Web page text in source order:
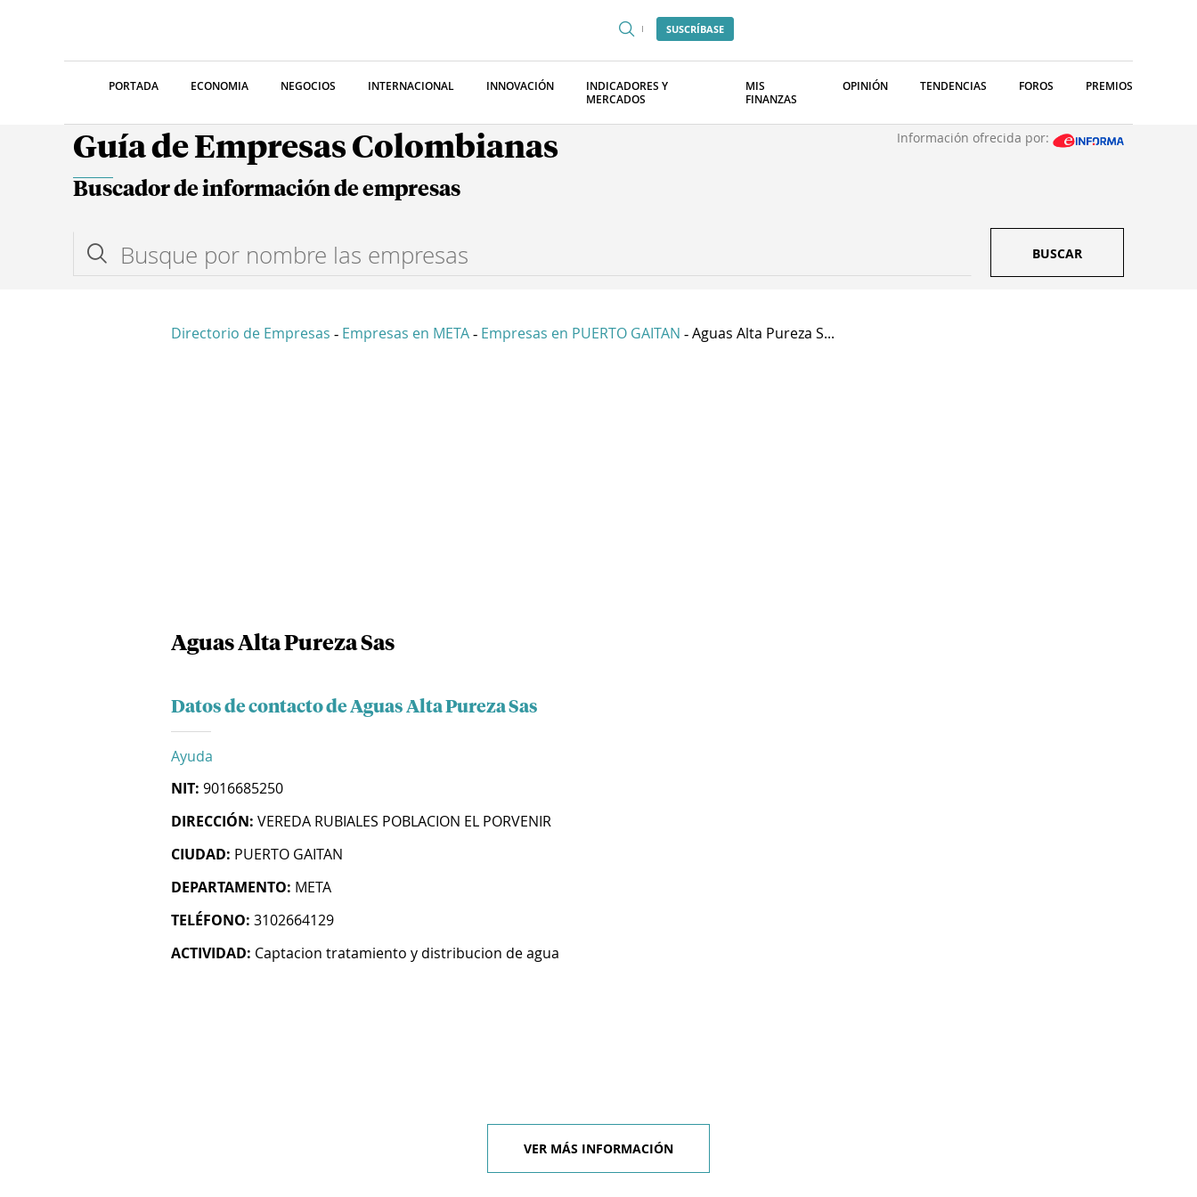
SUSCRÍBASE
PORTADA ECONOMIA NEGOCIOS INTERNACIONAL INNOVACIÓN
INDICADORES Y
MERCADOS
MIS
FINANZAS
OPINIÓN TENDENCIAS FOROS PREMIOS
Guía de Empresas Colombianas Información ofrecida por:
Buscador de información de empresas
BUSCAR
Directorio de Empresas - Empresas en META - Empresas en PUERTO GAITAN - Aguas Alta Pureza S...
Aguas Alta Pureza Sas
Datos de contacto de Aguas Alta Pureza Sas
Ayuda
NIT: 9016685250
DIRECCIÓN: VEREDA RUBIALES POBLACION EL PORVENIR
CIUDAD: PUERTO GAITAN
DEPARTAMENTO: META
TELÉFONO: 3102664129
ACTIVIDAD: Captacion tratamiento y distribucion de agua
VER MÁS INFORMACIÓN